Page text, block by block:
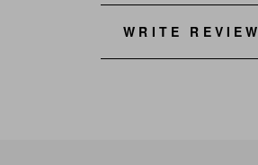
WRITE REVIEW